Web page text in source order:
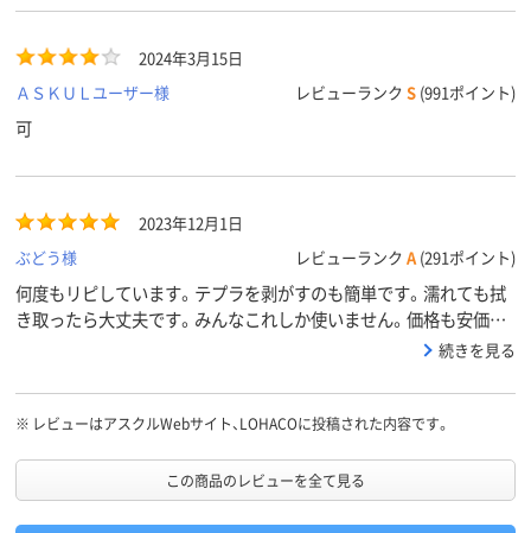
2024年3月15日
ＡＳＫＵＬユーザー様
レビューランク S (991ポイント)
可
2023年12月1日
ぶどう様
レビューランク A (291ポイント)
何度もリピしています。テプラを剥がすのも簡単です。濡れても拭
き取ったら大丈夫です。みんなこれしか使いません。価格も安価な
続きを見る
※ レビューはアスクルWebサイト、LOHACOに投稿された内容です。
この商品のレビューを全て見る